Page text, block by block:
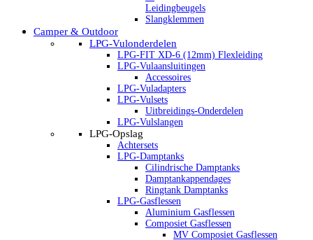
Leidingbeugels
Slangklemmen
Camper & Outdoor
LPG-Vulonderdelen
LPG-FIT XD-6 (12mm) Flexleiding
LPG-Vulaansluitingen
Accessoires
LPG-Vuladapters
LPG-Vulsets
Uitbreidings-Onderdelen
LPG-Vulslangen
LPG-Opslag
Achtersets
LPG-Damptanks
Cilindrische Damptanks
Damptankappendages
Ringtank Damptanks
LPG-Gasflessen
Aluminium Gasflessen
Composiet Gasflessen
MV Composiet Gasflessen